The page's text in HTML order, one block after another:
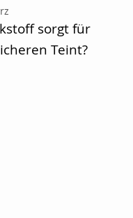
sorgt für
Teint?